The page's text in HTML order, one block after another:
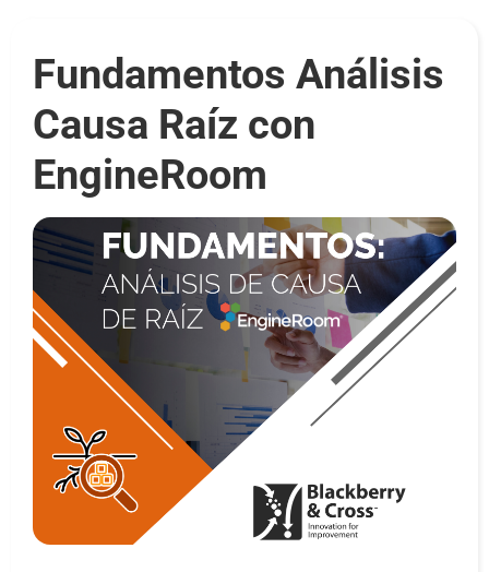
Fundamentos Análisis
Causa Raíz con
EngineRoom